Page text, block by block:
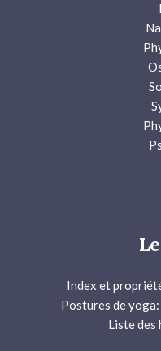
Index et
Postures de
Liste des